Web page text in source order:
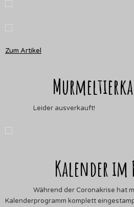
Zum Artikel
Leider ausverkauft!
Kalender
Während der Coronakrise hat
Kalenderprogramm komplett